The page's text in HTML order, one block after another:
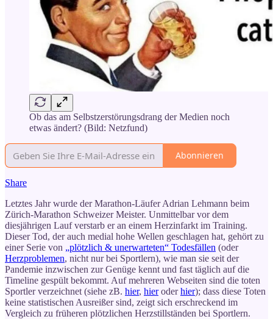
Ob das am Selbstzerstörungsdrang der Medien noch
etwas ändert? (Bild: Netzfund)
Abonnieren
Share
Letztes Jahr wurde der Marathon-Läufer Adrian Lehmann beim
Zürich-Marathon Schweizer Meister. Unmittelbar vor dem
diesjährigen Lauf verstarb er an einem Herzinfarkt im Training.
Dieser Tod, der auch medial hohe Wellen geschlagen hat, gehört zu
einer Serie von „plötzlich & unerwarteten“ Todesfällen (oder
Herzproblemen, nicht nur bei Sportlern), wie man sie seit der
Pandemie inzwischen zur Genüge kennt und fast täglich auf die
Timeline gespült bekommt. Auf mehreren Webseiten sind die toten
Sportler verzeichnet (siehe zB. hier, hieroderhier); dass diese Toten
keine statistischen Ausreißer sind, zeigt sich erschreckend im
Vergleich zu früheren plötzlichen Herzstillständen bei Sportlern.